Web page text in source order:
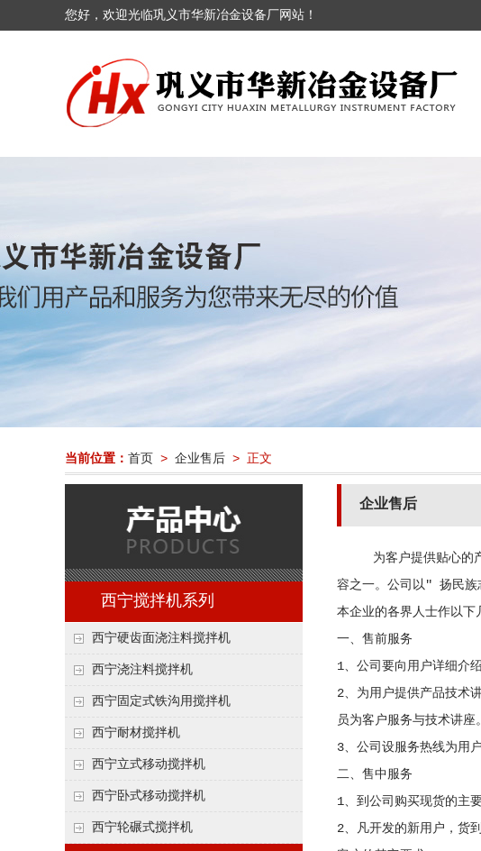
您好，欢迎光临巩义市华新冶金设备厂网站！
当前位置： 首页 > 企业售后 > 正文
西宁搅拌机系列
西宁硬齿面浇注料搅拌机
西宁浇注料搅拌机
西宁固定式铁沟用搅拌机
西宁耐材搅拌机
西宁立式移动搅拌机
西宁卧式移动搅拌机
西宁轮碾式搅拌机
企业售后
为客户提供贴心的产品
容之一。公司以" 扬民族
本企业的各界人士作以下
一、售前服务
1、公司要向用户详细介
2、为用户提供产品技术
员为客户服务与技术讲座。
3、公司设服务热线为用
二、售中服务
1、到公司购买现货的主
2、凡开发的新用户，货